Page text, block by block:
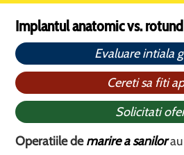
Implantul anatomic vs. rotund
Evaluare intiala
Cereti sa fiti
Solicitati
Operatiile demarire a sanilor